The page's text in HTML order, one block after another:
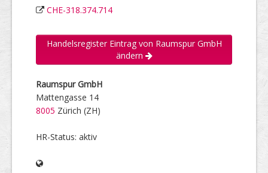
CHE-318.374.714
Handelsregister Eintrag von Raumspur GmbH
ändern
Raumspur GmbH
Mattengasse 14
8005 Zürich (ZH)
HR-Status: aktiv